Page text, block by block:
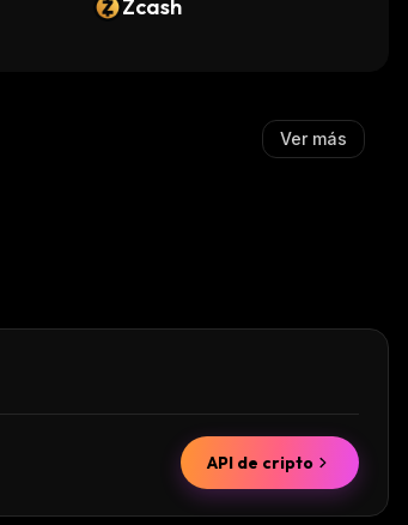
Zcash
Ver más
API de cripto